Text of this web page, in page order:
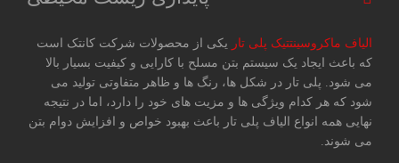
الیاف ماکروسینتتیک پلی تار یکی از محصولات شرکت کانتک است
که باعث ایجاد یک سیستم بتن مسلح با کارایی و کیفیت بسیار بالا
می شود. پلی تار در شکل ها، رنگ ها و ظاهر متفاوتی تولید می
شود که هر کدام ویژگی ها و مزیت های خود را دارد، اما در نتیجه
نهایی همه انواع الیاف پلی تار باعث بهبود خواص و افزایش دوام بتن
می شوند.